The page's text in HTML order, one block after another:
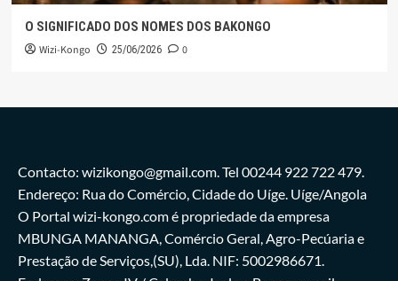
O SIGNIFICADO DOS NOMES DOS BAKONGO
Wizi-Kongo 25/06/2026 0
Contacto: wizikongo@gmail.com. Tel 00244 922 722 479.
Endereço: Rua do Comércio, Cidade do Uíge. Uíge/Angola
O Portal wizi-kongo.com é propriedade da empresa
MBUNGA MANANGA, Comércio Geral, Agro-Pecúaria e
Prestação de Serviços,(SU), Lda. NIF: 5002986671.